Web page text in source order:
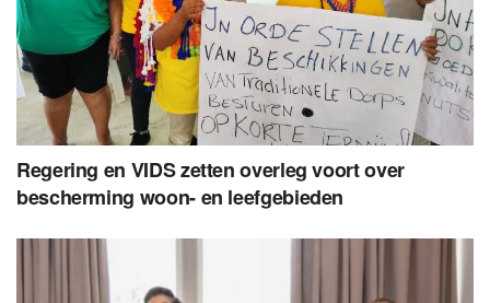
Regering en VIDS zetten overleg voort over
bescherming woon- en leefgebieden